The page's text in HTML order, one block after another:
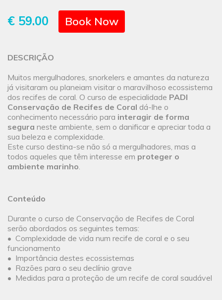
€ 59.00 Book Now
DESCRIÇÃO
Muitos mergulhadores, snorkelers e amantes da natureza
já visitaram ou planeiam visitar o maravilhoso ecossistema
dos recifes de coral. O curso de especialidade PADI
Conservação de Recifes de Coral dá-lhe o
conhecimento necessário para interagir de forma
segura neste ambiente, sem o danificar e apreciar toda a
sua beleza e complexidade.
Este curso destina-se não só a mergulhadores, mas a
todos aqueles que têm interesse em proteger o
ambiente marinho.
Conteúdo
Durante o curso de Conservação de Recifes de Coral
serão abordados os seguintes temas:
• Complexidade de vida num recife de coral e o seu
funcionamento
• Importância destes ecossistemas
• Razões para o seu declínio grave
• Medidas para a proteção de um recife de coral saudável